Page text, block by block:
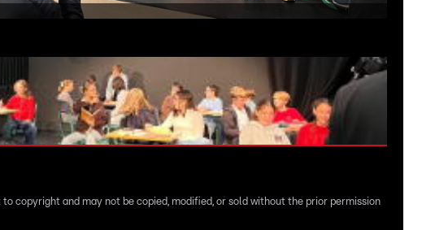
to copyright and may not be copied, modified, or sold without the prior permission